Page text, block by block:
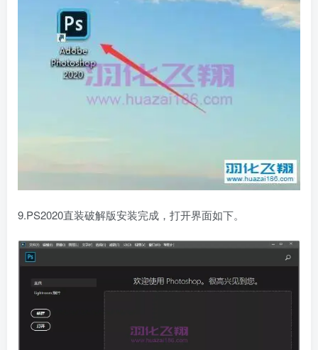
9.PS2020直装破解版安装完成，打开界面如下。